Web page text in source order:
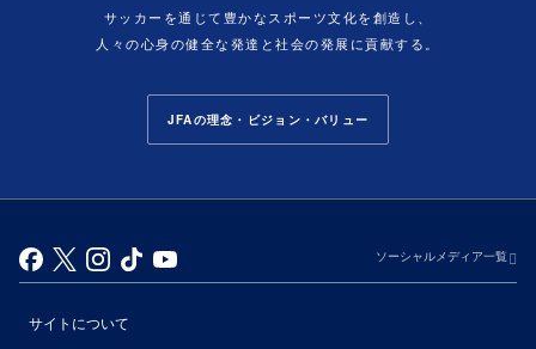
サッカーを通じて豊かなスポーツ文化を創造し、
人々の心身の健全な発達と社会の発展に貢献する。
JFAの理念・ビジョン・バリュー
ソーシャルメディア一覧
サイトについて